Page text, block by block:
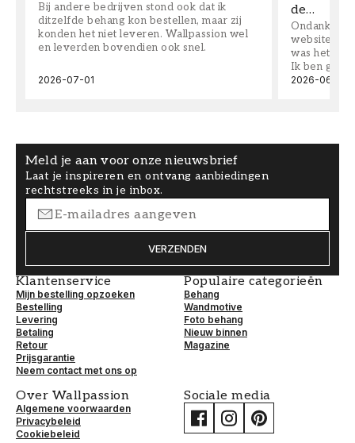
Bij andere bedrijven stond ook dat ik
ditzelfde behang kon bestellen, maar zij
konden het niet leveren. Wallpassion wel
en leverden bovendien ook snel.
2026-07-01
de…
Ondanks
website
was het
Ik ben
2026-06-08
Meld je aan voor onze nieuwsbrief
Laat je inspireren en ontvang aanbiedingen
rechtstreeks in je inbox.
VERZENDEN
Klantenservice
Mijn bestelling opzoeken
Bestelling
Levering
Betaling
Retour
Prijsgarantie
Neem contact met ons op
Populaire categorieën
Behang
Wandmotive
Foto behang
Nieuw binnen
Magazine
Over Wallpassion
Algemene voorwaarden
Privacybeleid
Cookiebeleid
Sociale media